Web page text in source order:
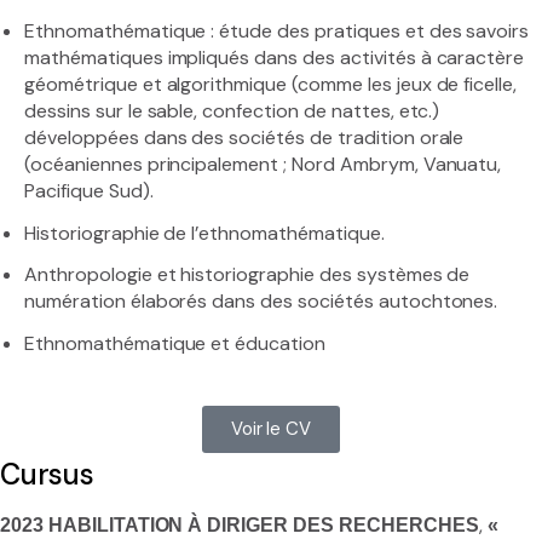
Ethnomathématique : étude des pratiques et des savoirs
mathématiques impliqués dans des activités à caractère
géométrique et algorithmique (comme les jeux de ficelle,
dessins sur le sable, confection de nattes, etc.)
développées dans des sociétés de tradition orale
(océaniennes principalement ; Nord Ambrym, Vanuatu,
Pacifique Sud).
Historiographie de l’ethnomathématique.
Anthropologie et historiographie des systèmes de
numération élaborés dans des sociétés autochtones.
Ethnomathématique et éducation
Voir le CV
Cursus
2023 HABILITATION À DIRIGER DES RECHERCHES, «